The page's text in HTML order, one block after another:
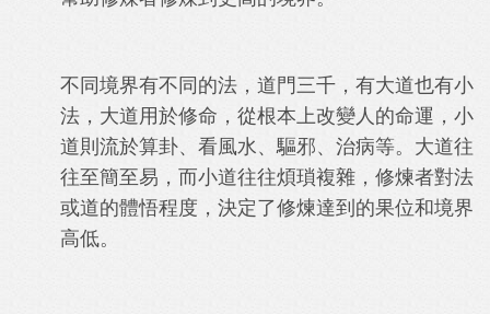
不同境界有不同的法，道門三千，有大道也有小
法，大道用於修命，從根本上改變人的命運，小
道則流於算卦、看風水、驅邪、治病等。大道往
往至簡至易，而小道往往煩瑣複雜，修煉者對法
或道的體悟程度，決定了修煉達到的果位和境界
高低。